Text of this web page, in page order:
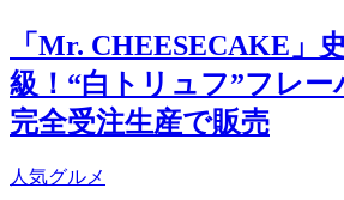
「Mr. CHEESECAKE」
級！“白トリュフ”フレー
完全受注生産で販売
人気グルメ